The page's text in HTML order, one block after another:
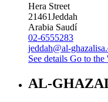
Hera Street
21461Jeddah
Arabia Saudí
02-6555283
jeddah@al-
See details Go to
AL-